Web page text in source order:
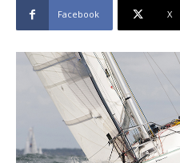
Facebook X